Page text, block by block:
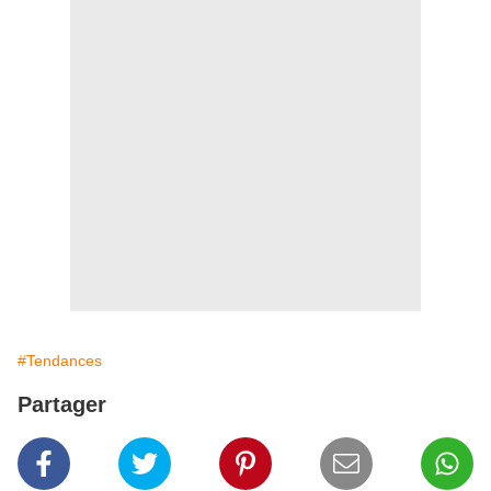
#Tendances
Partager